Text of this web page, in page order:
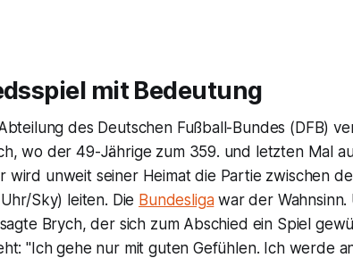
mit Bedeutung
des Deutschen Fußball-Bundes (DFB)
wo der 49-Jährige zum 359. und letzten Mal
wird unweit seiner Heimat die Partie zwischen
Sky) leiten. Die Bundesligawar der Wahnsinn.
Brych, der sich zum Abschied ein Spiel
"Ich gehe nur mit guten Gefühlen. Ich werde